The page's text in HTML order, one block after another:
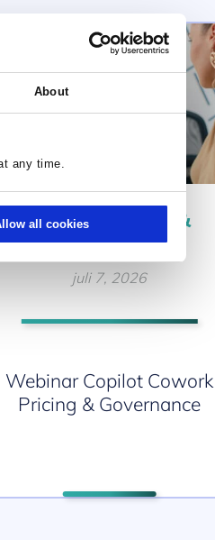
About
any time.
all cookies
WORKSHOPS &
WEBINARS
juli 7, 2026
Webinar Copilot Cowork
Pricing & Governance